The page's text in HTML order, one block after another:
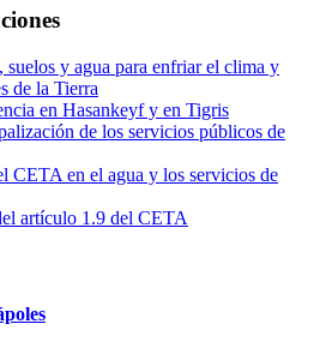
suelos y agua para enfriar el clima y
de la Tierra
en Hasankeyf y en Tigris
de los servicios públicos de
CETA en el agua y los servicios de
artículo 1.9 del CETA